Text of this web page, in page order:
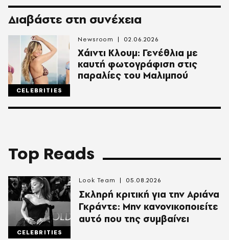
Διαβάστε στη συνέχεια
CELEBRITIES
Χάιντι Κλουμ: Γενέθλια με
καυτή φωτογράφιση στις
παραλίες του Μαλιμπού
Newsroom 02.06.2026
Top Reads
CELEBRITIES
Σκληρή κριτική για την Αριάνα
Γκράντε: Μην κανονικοποιείτε
αυτό που της συμβαίνει
Look Team 05.08.2026